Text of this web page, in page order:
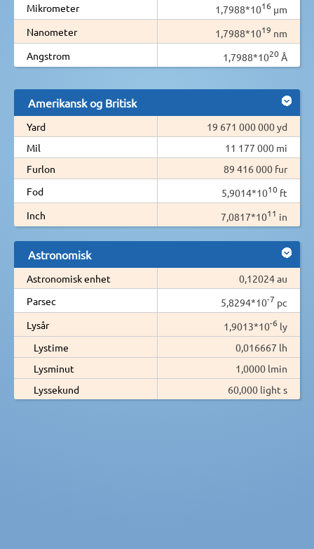
Mikrometer 1,7988*1016 µm
Nanometer
1,7988*1019 nm
Angstrom
1,7988*1020 Å
Amerikansk og Britisk
Yard
19 671 000 000 yd
Mil
11 177 000 mi
Furlon
89 416 000 fur
Fod
5,9014*1010 ft
Inch
7,0817*1011 in
Astronomisk
Astronomisk enhet
0,12024 au
Parsec
5,8294*10-7 pc
Lysår
1,9013*10-6 ly
Lystime
0,016667 lh
Lysminut
1,0000 lmin
Lyssekund
60,000 light s